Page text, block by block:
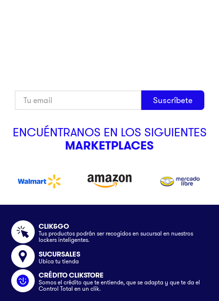
Suscríbete
ENCUÉNTRANOS EN LOS SIGUIENTES
MARKETPLACES
CLIK&GO
Tus productos podrán ser recogidos en sucursal en nuestros
lockers inteligentes.
SUCURSALES
Ubica tu tienda
CRÉDITO CLIKSTORE
Somos el crédito que te entiende, que se adapta y que te da el
Control Total en un clik.